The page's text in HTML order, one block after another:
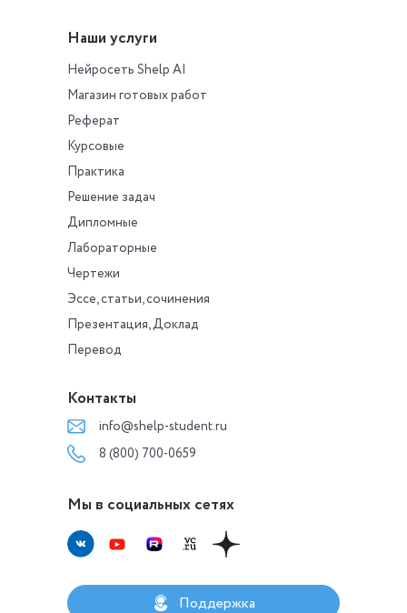
Наши услуги
Нейросеть Shelp AI
Магазин готовых работ
Реферат
Курсовые
Практика
Решение задач
Дипломные
Лабораторные
Чертежи
Эссе, статьи, сочинения
Презентация, Доклад
Перевод
Контакты
info@shelp-student.ru
8 (800) 700-0659
Мы в социальных сетях
Поддержка